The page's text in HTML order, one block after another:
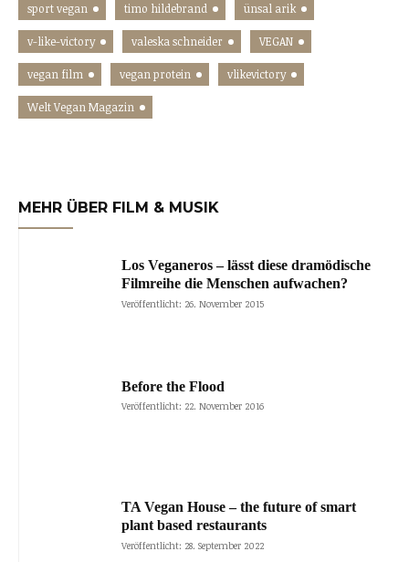
sport vegan timo hildebrand ünsal arik
v-like-victory valeska schneider VEGAN
vegan film vegan protein vlikevictory
Welt Vegan Magazin
MEHR ÜBER FILM & MUSIK
Los Veganeros – lässt diese dramödische
Filmreihe die Menschen aufwachen?
Veröffentlicht: 26. November 2015
Before the Flood
Veröffentlicht: 22. November 2016
TA Vegan House – the future of smart
plant based restaurants
Veröffentlicht: 28. September 2022